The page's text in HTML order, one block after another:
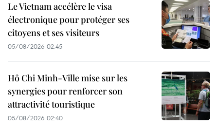
Le Vietnam accélère le visa
électronique pour protéger ses
citoyens et ses visiteurs
05/08/2026 02:45
Hô Chi Minh-Ville mise sur les
synergies pour renforcer son
attractivité touristique
05/08/2026 02:40